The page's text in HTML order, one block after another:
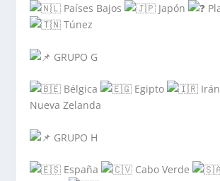
Países Bajos Japón
Túnez
GRUPO G
Bélgica Egipto
Nueva Zelanda
GRUPO H
España Cabo Verde